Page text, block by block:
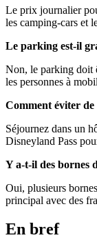
Le prix journalier
les camping-cars et
Le parking est-il
Non, le parking doit
les personnes à
Comment éviter
Séjournez dans un
Disneyland Pass
Y a-t-il des bornes
Oui, plusieurs
principal avec des
En bref